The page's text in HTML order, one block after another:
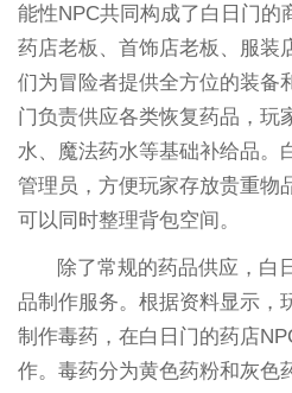
能性NPC共同构成了白日门的
药店老板、首饰店老板、服装
们为冒险者提供全方位的装备
门负责供应各类恢复药品，玩
水、魔法药水等基础补给品。
管理员，方便玩家存放贵重物
可以同时整理背包空间。
除了常规的药品供应，白
品制作服务。根据资料显示，
制作毒药，在白日门的药店
作。毒药分为黄色药粉和灰色